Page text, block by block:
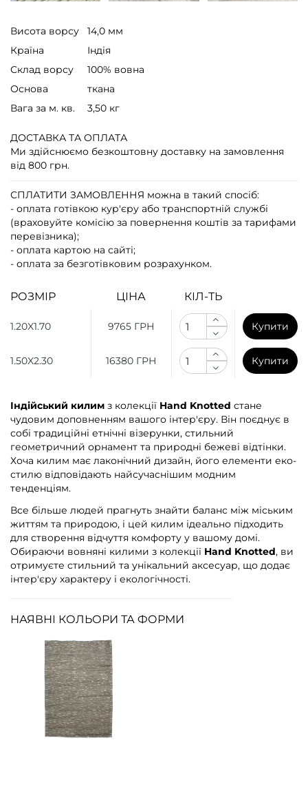
Висота ворсу
14,0 мм
Країна
Індія
Склад ворсу
100% вовна
Основа
ткана
Вага за м. кв.
3,50 кг
ДОСТАВКА ТА ОПЛАТА
Ми здійснюємо безкоштовну доставку на замовлення
від 800 грн.
СПЛАТИТИ ЗАМОВЛЕННЯ можна в такий спосіб:
- оплата готівкою кур'єру або транспортній службі
(враховуйте комісію за повернення коштів за тарифами
перевізника);
- оплата картою на сайті;
- оплата за безготівковим розрахунком.
РОЗМІР ЦІНА КІЛ-ТЬ
1.20X1.70 9765 ГРН Купити
1.50X2.30 16380 ГРН Купити
Індійський килим з колекції Hand Knotted стане
чудовим доповненням вашого інтер'єру. Він поєднує в
собі традиційні етнічні візерунки, стильний
геометричний орнамент та природні бежеві відтінки.
Хоча килим має лаконічний дизайн, його елементи еко-
стилю відповідають найсучаснішим модним
тенденціям.
Все більше людей прагнуть знайти баланс між міським
життям та природою, і цей килим ідеально підходить
для створення відчуття комфорту у вашому домі.
Обираючи вовняні килими з колекції Hand Knotted, ви
отримуєте стильний та унікальний аксесуар, що додає
інтер'єру характеру і екологічності.
НАЯВНІ КОЛЬОРИ ТА ФОРМИ